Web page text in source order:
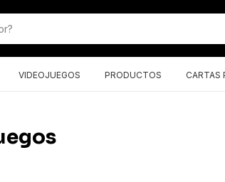
VIDEOJUEGOS PRODUCTOS CARTAS